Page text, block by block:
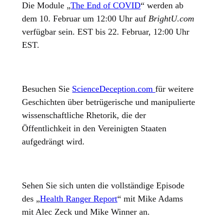
Die Module „The End of COVID“ werden ab
dem 10. Februar um 12:00 Uhr aufBrightU.com
verfügbar sein. EST bis 22. Februar, 12:00 Uhr
EST.
Besuchen Sie ScienceDeception.comfür weitere
Geschichten über betrügerische und manipulierte
wissenschaftliche Rhetorik, die der
Öffentlichkeit in den Vereinigten Staaten
aufgedrängt wird.
Sehen Sie sich unten die vollständige Episode
des „Health Ranger Report“ mit Mike Adams
mit Alec Zeck und Mike Winner an.